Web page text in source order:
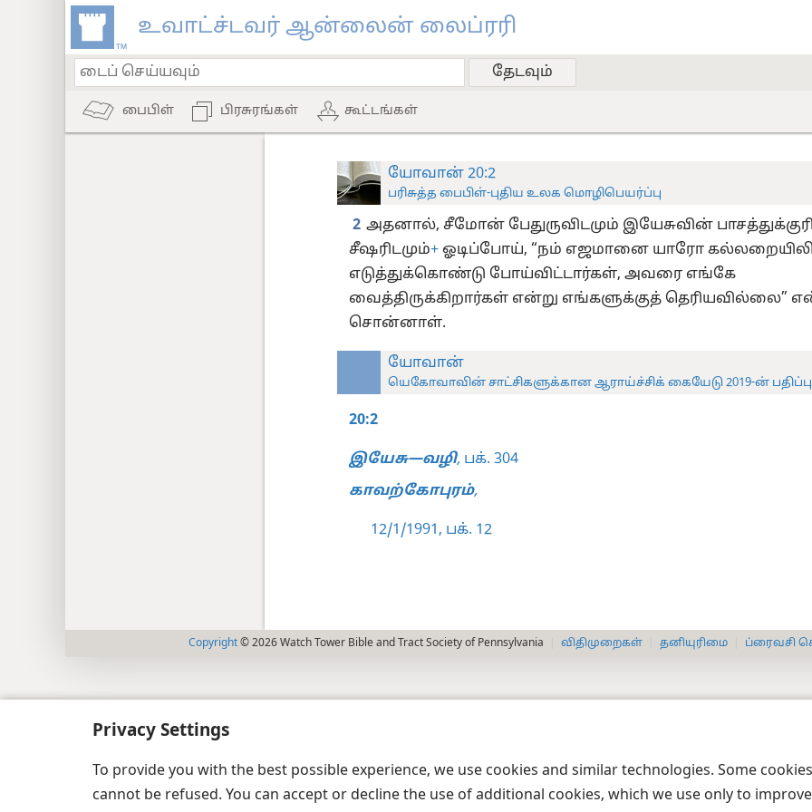
Privacy Settings
To provide you with the best possible experience, we use cookies and similar technologies. Some
cannot be refused. You can accept or decline the use of additional cookies, which we use only to
உவாட்ச்டவர் ஆன்லைன் லைப்ரரி
பைபிள் பிரசுரங்கள் கூட்டங்கள்
யோவான் 20:2
பரிசுத்த பைபிள்-புதிய உலக மொழிபெயர்ப்பு
2 அதனால், சீமோன் பேதுருவிடமும் இயேசுவின்
சீஷரிடமும்+ஓடிப்போய், “நம் எஜமானை யாரோ
எடுத்துக்கொண்டு போய்விட்டார்கள், அவரை எங்கே
வைத்திருக்கிறார்கள் என்று எங்களுக்குத் தெரியவில்லை”
சொன்னாள்.
யோவான்
யெகோவாவின் சாட்சிகளுக்கான ஆராய்ச்சிக் கையேடு 2019-ன் பதிப்பு
20:2
இயேசு—வழி,பக். 304
காவற்கோபுரம்,
12/1/1991, பக். 12
Copyright© 2026 Watch Tower Bible and Tract Society of Pennsylvania விதிமுறைகள் தனியுரிமை ப்ரைவசி